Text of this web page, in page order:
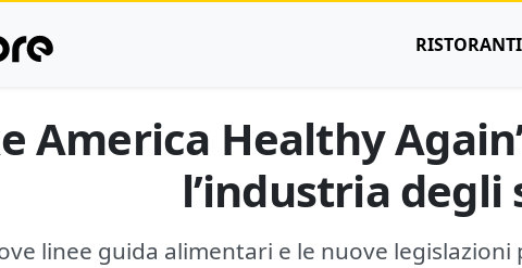
RISTORANTI
America Healthy
l’industria degli
linee guida alimentari e le nuove